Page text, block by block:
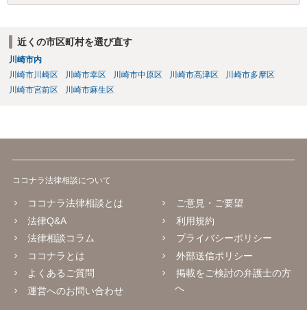
ご依頼いただくという選択肢も全くおかしくはありません。
近くの市区町村を選び直す
川崎市内
川崎市川崎区
川崎市幸区 川崎市中原区 川崎市高津区
川崎市多摩区
川崎市宮前区
川崎市麻生区
ココナラ法律相談について
ココナラ法律相談とは
法律Q&A
法律相談コラム
ココナラとは
よくあるご質問
運営へのお問い合わせ
ご意見・ご要望
利用規約
プライバシーポリシー
外部送信ポリシー
掲載をご検討の弁護士の方
へ